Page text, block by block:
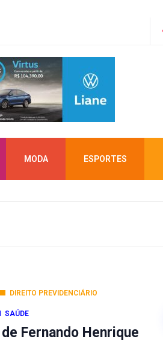
MODA ESPORTES
DIREITO PREVIDENCIÁRIO
SAÚDE
Fernando Henrique